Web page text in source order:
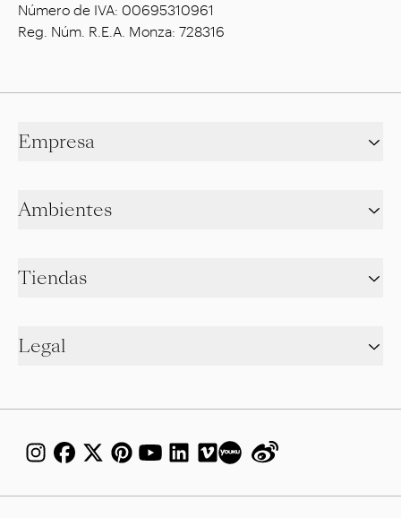
Número de IVA: 00695310961
Reg. Núm. R.E.A. Monza: 728316
Empresa
Ambientes
Tiendas
Legal